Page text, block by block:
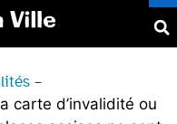
–
carte d’invalidité ou